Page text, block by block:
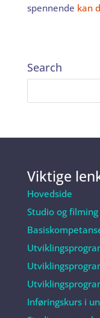
spennende kan
Search
Viktige
Hovedside
Studio og filming
Inføringskurs i